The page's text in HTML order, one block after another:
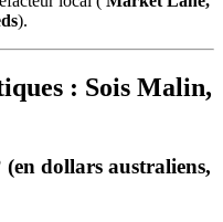
).
: Sois Malin,
dollars australiens,